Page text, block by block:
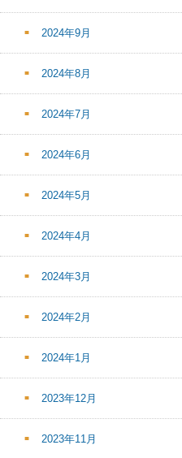
2024年9月
2024年8月
2024年7月
2024年6月
2024年5月
2024年4月
2024年3月
2024年2月
2024年1月
2023年12月
2023年11月